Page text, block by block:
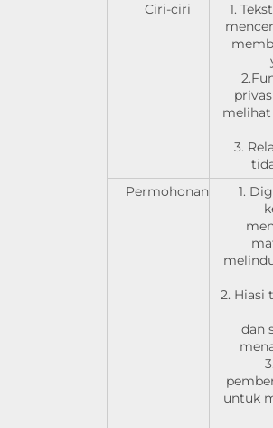
Ciri-ciri
1.
melihat
3.
Permohonan
1.
2. Hiasi
dan
untuk